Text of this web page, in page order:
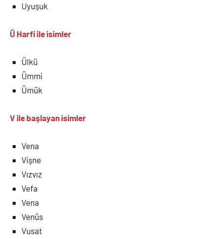
Uyuşuk
Ü Harfiile isimler
Ülkü
Ümmi
Ümük
V ile başlayan isimler
Vena
Vişne
Vızvız
Vefa
Vena
Venüs
Vusat